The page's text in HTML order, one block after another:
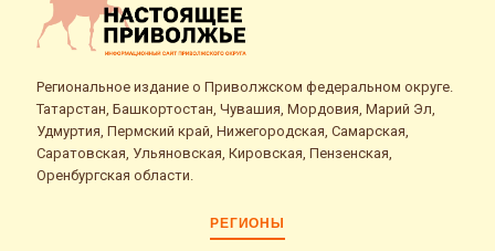
Региональное издание о Приволжском федеральном округе.
Татарстан, Башкортостан, Чувашия, Мордовия, Марий Эл,
Удмуртия, Пермский край, Нижегородская, Самарская,
Саратовская, Ульяновская, Кировская, Пензенская,
Оренбургская области.
РЕГИОНЫ